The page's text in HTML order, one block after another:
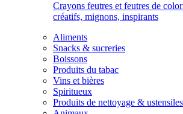
Crayons feutres et feutres de
créatifs, mignons, inspirants
Aliments
Snacks & sucreries
Boissons
Produits du tabac
Vins et bières
Spiritueux
Produits de nettoyage & ustensiles